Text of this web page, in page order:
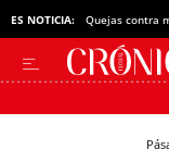
ES NOTICIA: Quejas contra